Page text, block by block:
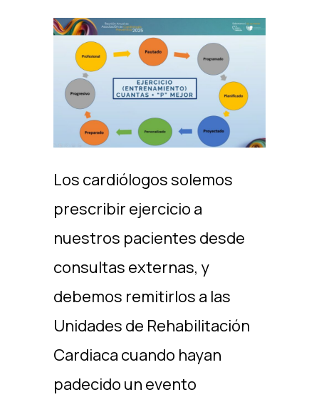
Los cardiólogos solemos
prescribir ejercicio a
nuestros pacientes desde
consultas externas, y
debemos remitirlos a las
Unidades de Rehabilitación
Cardiaca cuando hayan
padecido un evento